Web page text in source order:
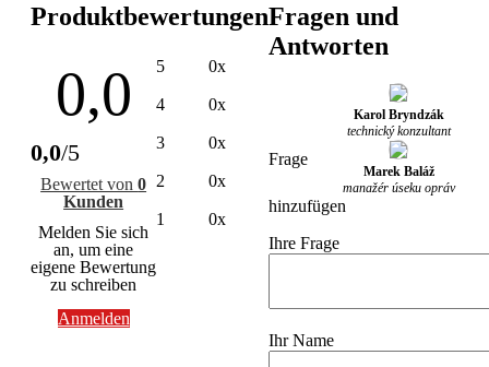
Produktbewertungen
0,0
0,0/5
Bewertet von0
Kunden
Melden Sie sich
an, um eine
eigene Bewertung
zu schreiben
Anmelden
5 0x
4 0x
3 0x
2 0x
1 0x
Fragen und
Antworten
Karol Bryndzák
technický konzultant
Marek Baláž
manažér úseku opráv
Frage
hinzufügen
Ihre Frage
Ihr Name